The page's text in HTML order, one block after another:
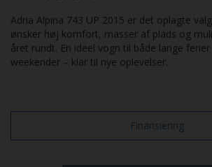
Adria Alpina 743 UP 2015 er det oplagte
ønsker høj komfort, masser af plads og
året rundt. En ideel vogn til både lange
weekender – klar til nye oplevelser.
Finansiering